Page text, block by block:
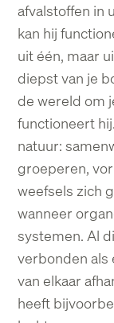
afvalstoffen in
kan hij
uit één, maar
diepst van je
de wereld om
functioneert
natuur:
groeperen,
weefsels zich
wanneer
systemen. Al
verbonden als
van elkaar
heeft